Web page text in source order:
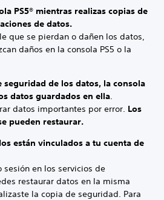
PS5® mientras realizas copias de
de datos.
que se pierdan o dañen los datos,
daños en la consola PS5 o la
seguridad de los datos, la consola
datos guardados en ella.
datos importantes por error. Los
pueden restaurar.
están vinculados a tu cuenta de
sesión en los servicios de
restaurar datos en la misma
la copia de seguridad. Para